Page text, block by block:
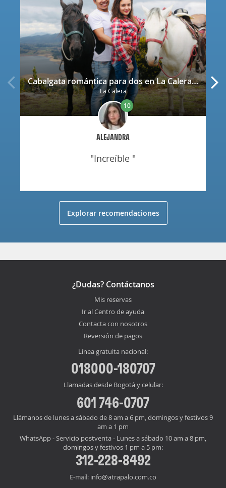
Cabalgata romántica para dos en La Calera con decoración
La Calera
ALEJANDRA
10
"increíble "
Explorar recomendaciones
¿Dudas? Contáctanos
Mis reservas
Ir al Centro de ayuda
Contacta con nosotros
Reversión de pagos
Línea gratuita nacional:
018000-180707
Llamadas desde Bogotá y celular:
601 746-0707
Llámanos de lunes a sábado de 8 am a 6 pm, domingos y festivos 9
am a 1 pm
WhatsApp - Servicio postventa - Lunes a sábado 10 am a 8 pm,
domingos y festivos 1 pm a 5 pm:
312-228-8492
E-mail: info@atrapalo.com.co